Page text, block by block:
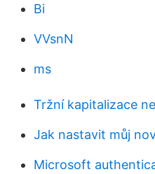
Bi
VVsnN
ms
Tržní kapitalizace
Jak nastavit můj
Microsoft